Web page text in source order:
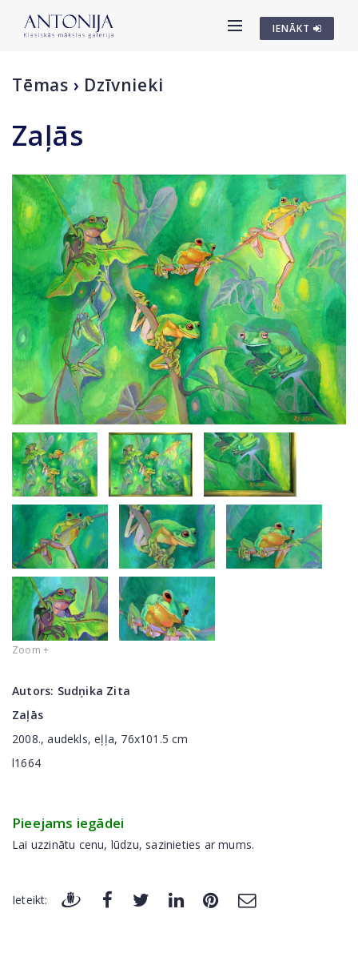
IENĀKT
Tēmas › Dzīvnieki
Zaļās
Zoom +
Autors: Sudņika Zita
Zaļās
2008., audekls, eļļa, 76x101.5 cm
l1664
Pieejams iegādei
Lai uzzinātu cenu, lūdzu, sazinieties ar mums.
Ieteikt: